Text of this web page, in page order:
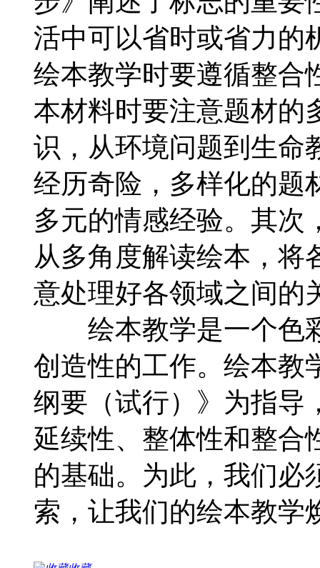
活中可以省时或省力
绘本教学时要遵循整合
本材料时要注意题材的
识，从环境问题到生命
经历奇险，多样化的题
多元的情感经验。其次
从多角度解读绘本，将
意处理好各领域之间的
绘本教学是一个色
创造性的工作。绘本教
纲要（试行）》为指导
延续性、整体性和整合
的基础。为此，我们必
索，让我们的绘本教学